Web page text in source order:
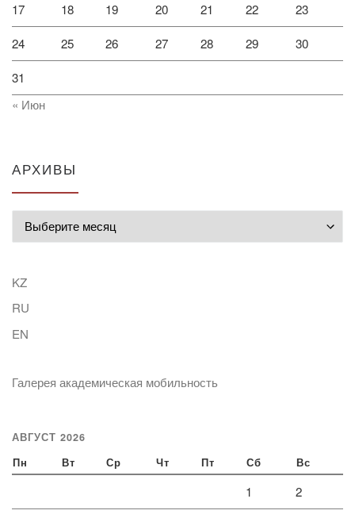
17 18 19 20 21 22 23
24 25 26 27 28 29 30
31
« Июн
АРХИВЫ
KZ
RU
EN
Галерея академическая мобильность
АВГУСТ 2026
Пн Вт Ср Чт Пт Сб Вс
1 2